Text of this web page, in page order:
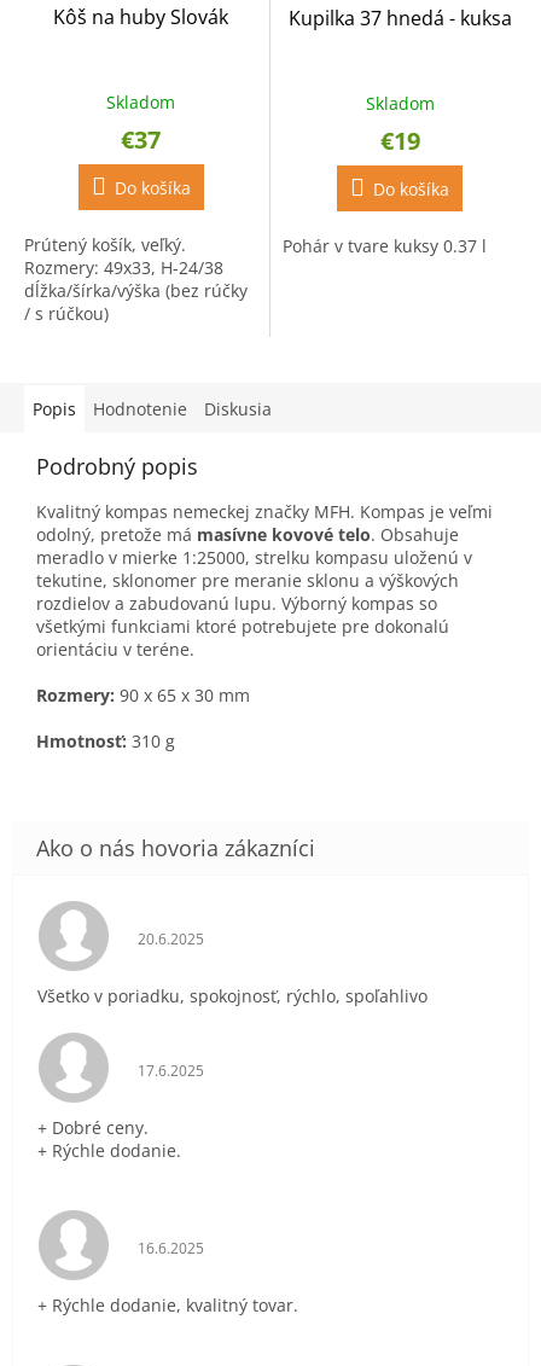
Kôš na huby Slovák
Skladom
€37
Do košíka
Prútený košík, veľký.
Rozmery: 49x33, H-24/38
dĺžka/šírka/výška (bez rúčky
/ s rúčkou)
Kupilka 37 hnedá - kuksa
Skladom
€19
Do košíka
Pohár v tvare kuksy 0.37 l
Popis Hodnotenie Diskusia
Podrobný popis
Kvalitný kompas nemeckej značky MFH. Kompas je veľmi
odolný, pretože má masívne kovové telo. Obsahuje
meradlo v mierke 1:25000, strelku kompasu uloženú v
tekutine, sklonomer pre meranie sklonu a výškových
rozdielov a zabudovanú lupu. Výborný kompas so
všetkými funkciami ktoré potrebujete pre dokonalú
orientáciu v teréne.
Rozmery: 90 x 65 x 30 mm
Hmotnosť: 310 g
Hodnotenie obchodu je 5 z 5 hviezdičiek.
20.6.2025
Všetko v poriadku, spokojnosť, rýchlo, spoľahlivo
Hodnotenie obchodu je 5 z 5 hviezdičiek.
17.6.2025
+ Dobré ceny.
+ Rýchle dodanie.
Hodnotenie obchodu je 5 z 5 hviezdičiek.
16.6.2025
+ Rýchle dodanie, kvalitný tovar.